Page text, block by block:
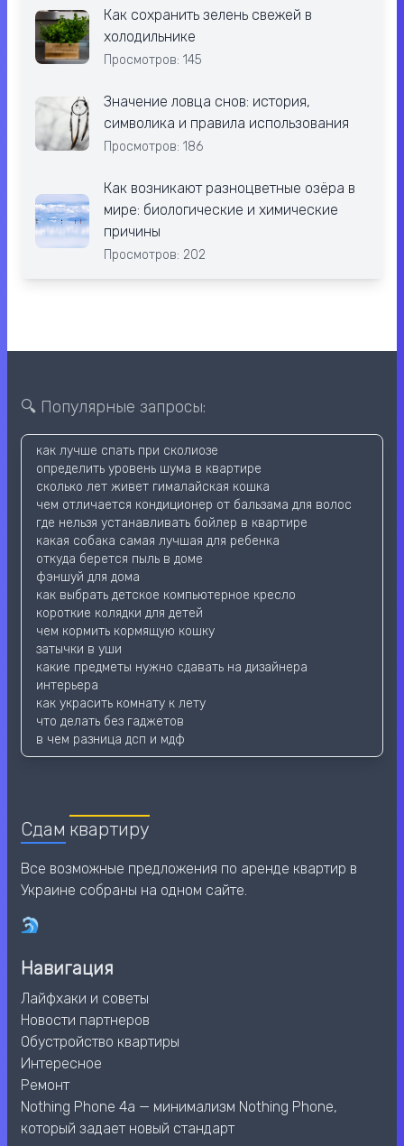
Как сохранить зелень свежей в
холодильнике
Просмотров: 145
Значение ловца снов: история,
символика и правила использования
Просмотров: 186
Как возникают разноцветные озёра в
мире: биологические и химические
причины
Просмотров: 202
🔍 Популярные запросы:
как лучше спать при сколиозе
определить уровень шума в квартире
сколько лет живет гималайская кошка
чем отличается кондиционер от бальзама для волос
где нельзя устанавливать бойлер в квартире
какая собака самая лучшая для ребенка
откуда берется пыль в доме
фэншуй для дома
как выбрать детское компьютерное кресло
короткие колядки для детей
чем кормить кормящую кошку
затычки в уши
какие предметы нужно сдавать на дизайнера
интерьера
как украсить комнату к лету
что делать без гаджетов
в чем разница дсп и мдф
Сдам квартиру
Все возможные предложения по аренде квартир в
Украине собраны на одном сайте.
Навигация
Лайфхаки и советы
Новости партнеров
Обустройство квартиры
Интересное
Ремонт
Nothing Phone 4a — минимализм Nothing Phone,
который задает новый стандарт